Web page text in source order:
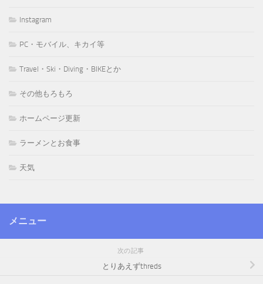
Instagram
PC・モバイル、キカイ等
Travel・Ski・Diving・BIKEとか
その他もろもろ
ホームページ更新
ラーメンとお食事
天気
メニュー
次の記事
とりあえずthreds